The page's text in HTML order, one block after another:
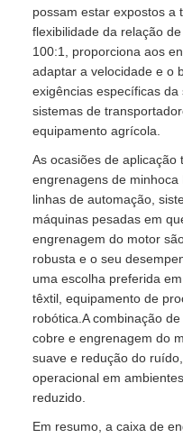
possam estar expostos a
flexibilidade da relação
100:1, proporciona aos
adaptar a velocidade e o
exigências específicas
sistemas de
equipamento agrícola.
As ocasiões de
engrenagens de minhoca
linhas de automação,
máquinas pesadas em
engrenagem do motor
robusta e o seu
uma escolha preferida
têxtil, equipamento de
robótica.A combinação
cobre e engrenagem do
suave e redução do
operacional em
reduzido.
Em resumo, a caixa de